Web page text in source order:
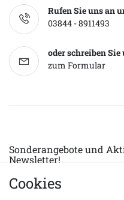
Rufen Sie uns an
03844 - 8911493
oder schreiben Sie
zum Formular
Sonderangebote und
Newsletter!
E-MAIL *
Cookies